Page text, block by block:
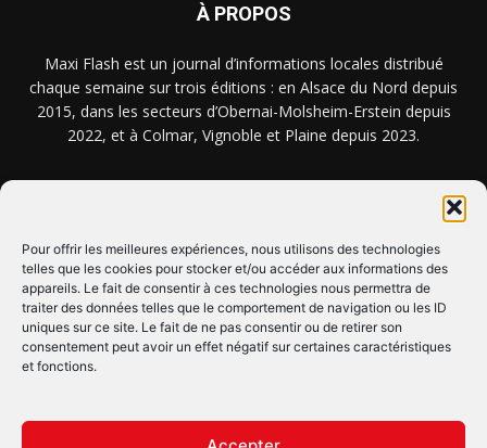
Pour offrir les meilleures expériences, nous utilisons des technologies
telles que les cookies pour stocker et/ou accéder aux informations des
appareils. Le fait de consentir à ces technologies nous permettra de
traiter des données telles que le comportement de navigation ou les ID
uniques sur ce site. Le fait de ne pas consentir ou de retirer son
consentement peut avoir un effet négatif sur certaines caractéristiques
et fonctions.
À PROPOS
Maxi Flash est un journal d’informations locales distribué
chaque semaine sur trois éditions : en Alsace du Nord depuis
2015, dans les secteurs d’Obernai-Molsheim-Erstein depuis
2022, et à Colmar, Vignoble et Plaine depuis 2023.
CLIQUEZ ICI !
SUIVEZ-NOUS !